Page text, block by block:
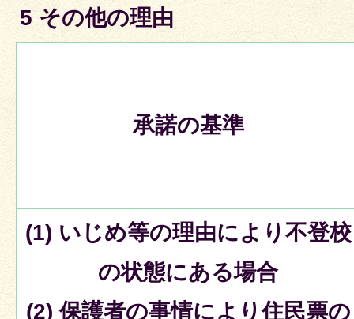
5 その他の理由
承諾の基準
(1) いじめ等の理由により不登校
の状態にある場合
(2) 保護者の事情により住民票の